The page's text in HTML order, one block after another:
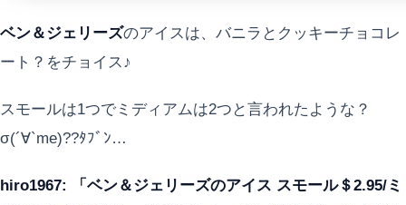
ベン＆ジェリーズのアイスは、バニラとクッキーチョコレ
ート？をチョイス♪
スモールは1つでミディアムは2つと言われたような？
σ(´∀`me)??ﾀﾌﾞﾝ…
hiro1967: 「ベン＆ジェリーズのアイス スモール＄2.95/ミ